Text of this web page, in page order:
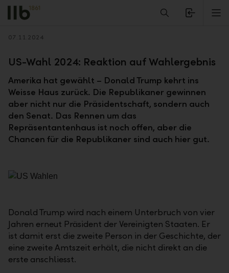
Alerts.Headline
Zurück
07.11.2024
US-Wahl 2024: Reaktion auf Wahlergebnis
Amerika hat gewählt – Donald Trump kehrt ins
Weisse Haus zurück. Die Republikaner gewinnen
aber nicht nur die Präsidentschaft, sondern auch
den Senat. Das Rennen um das
Repräsentantenhaus ist noch offen, aber die
Chancen für die Republikaner sind auch hier gut.
Donald Trump wird nach einem Unterbruch von vier
Jahren erneut Präsident der Vereinigten Staaten. Er
ist damit erst die zweite Person in der Geschichte, der
eine zweite Amtszeit erhält, die nicht direkt an die
erste anschliesst.